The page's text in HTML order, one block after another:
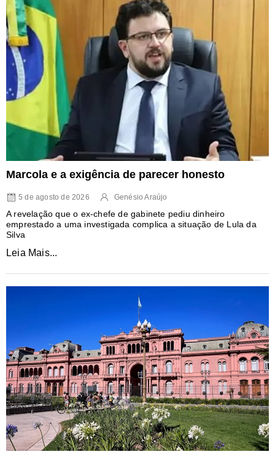
Marcola e a exigência de parecer honesto
5 de agosto de 2026 Genésio Araújo
A revelação que o ex-chefe de gabinete pediu dinheiro
emprestado a uma investigada complica a situação de Lula da
Silva
Leia Mais...